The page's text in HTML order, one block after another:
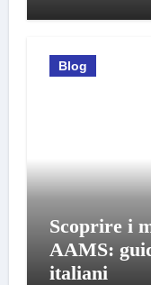
Blog
Scoprire i
AAMS:
italiani